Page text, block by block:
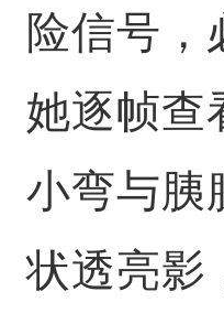
险信号，
她逐帧查
小弯与胰
状透亮影